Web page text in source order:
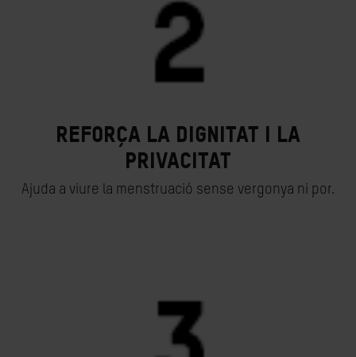
Reforça la dignitat i la
privacitat
Ajuda a viure la menstruació sense vergonya ni por.